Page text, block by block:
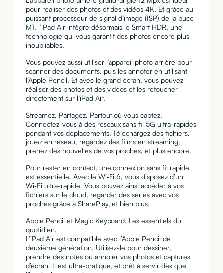
pour réaliser des photos et des vidéos 4K. Et grâce au
puis­sant processeur de signal d’image (ISP) de la puce
M1, l’iPad Air intègre désormais le Smart HDR, une
technologie qui vous garantit des photos encore plus
inoubliables.
Vous pouvez aussi utiliser l’appareil photo arrière pour
scanner des docu­ments, puis les annoter en utilisant
l’Apple Pencil. Et avec le grand écran, vous pouvez
réaliser des photos et des vidéos et les retou­cher
direc­te­ment sur l’iPad Air.
Streamez. Partagez. Partout où vous captez.
Connectez-vous à des réseaux sans fil 5G ultra-rapides
pendant vos dépla­­cements. Téléchargez des fichiers,
jouez en réseau, regardez des films en streaming,
prenez des nouvelles de vos proches, et plus encore.
Pour rester en contact, une connexion sans fil rapide
est essentielle. Avec le Wi‑Fi 6, vous disposez d’un
Wi‑Fi ultra-rapide. Vous pouvez ainsi accéder à vos
fichiers sur le cloud, regarder des séries avec vos
proches grâce à SharePlay, et bien plus.
Apple Pencil et Magic Keyboard. Les essentiels du
quotidien.
L’iPad Air est compatible avec l’Apple Pencil de
deuxième génération. Utilisez-le pour dessiner,
prendre des notes ou annoter vos photos et captures
d’écran. Il est ultra-pratique, et prêt à servir dès que